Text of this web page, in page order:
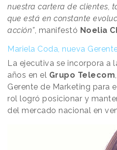
nuestra cartera de clientes,
que está en constante
acción”, manifestó Noelia
Mariela Coda, nueva
La ejecutiva se incorpora a
años en el Grupo Telecom
Gerente de Marketing para
rol logró posicionar y
del mercado nacional en